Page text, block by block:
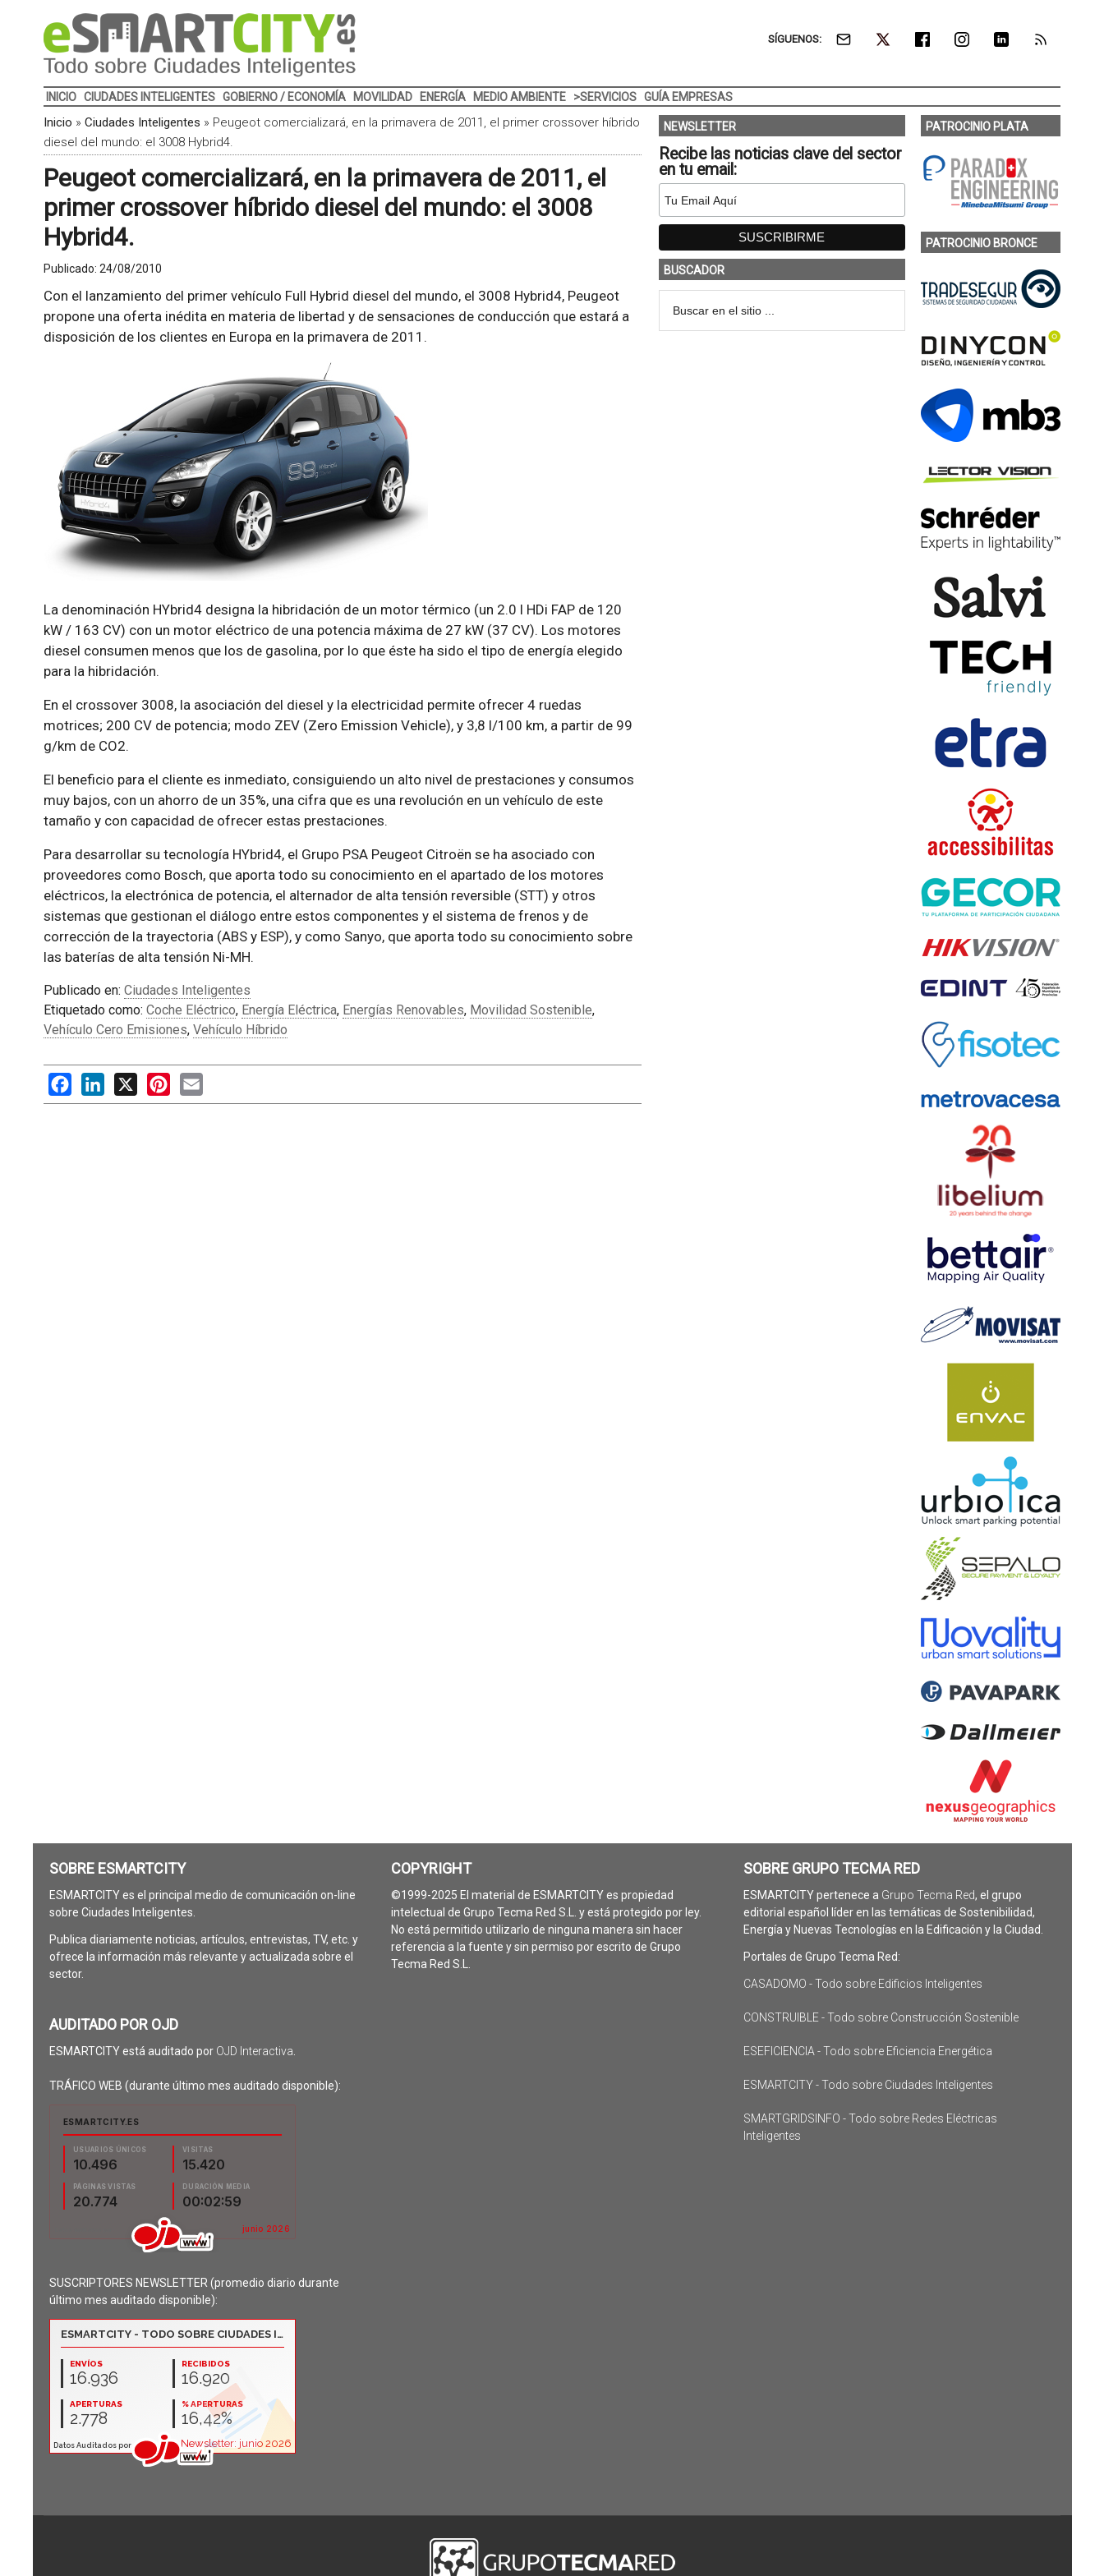
SÍGUENOS:
INICIO CIUDADES INTELIGENTES GOBIERNO / ECONOMÍA MOVILIDAD ENERGÍA MEDIO AMBIENTE >SERVICIOS GUÍA EMPRESAS
Inicio » Ciudades Inteligentes » Peugeot comercializará, en la primavera de 2011, el primer crossover híbrido
diesel del mundo: el 3008 Hybrid4.
Peugeot comercializará, en la primavera de 2011, el
primer crossover híbrido diesel del mundo: el 3008
Hybrid4.
Publicado: 24/08/2010
Con el lanzamiento del primer vehículo Full Hybrid diesel del mundo, el 3008 Hybrid4, Peugeot
propone una oferta inédita en materia de libertad y de sensaciones de conducción que estará a
disposición de los clientes en Europa en la primavera de 2011.
La denominación HYbrid4 designa la hibridación de un motor térmico (un 2.0 l HDi FAP de 120
kW / 163 CV) con un motor eléctrico de una potencia máxima de 27 kW (37 CV). Los motores
diesel consumen menos que los de gasolina, por lo que éste ha sido el tipo de energía elegido
para la hibridación.
En el crossover 3008, la asociación del diesel y la electricidad permite ofrecer 4 ruedas
motrices; 200 CV de potencia; modo ZEV (Zero Emission Vehicle), y 3,8 l/100 km, a partir de 99
g/km de CO2.
El beneficio para el cliente es inmediato, consiguiendo un alto nivel de prestaciones y consumos
muy bajos, con un ahorro de un 35%, una cifra que es una revolución en un vehículo de este
tamaño y con capacidad de ofrecer estas prestaciones.
Para desarrollar su tecnología HYbrid4, el Grupo PSA Peugeot Citroën se ha asociado con
proveedores como Bosch, que aporta todo su conocimiento en el apartado de los motores
eléctricos, la electrónica de potencia, el alternador de alta tensión reversible (STT) y otros
sistemas que gestionan el diálogo entre estos componentes y el sistema de frenos y de
corrección de la trayectoria (ABS y ESP), y como Sanyo, que aporta todo su conocimiento sobre
las baterías de alta tensión Ni-MH.
Publicado en: Ciudades Inteligentes
Etiquetado como: Coche Eléctrico, Energía Eléctrica, Energías Renovables, Movilidad Sostenible,
Vehículo Cero Emisiones, Vehículo Híbrido
FacebookLinkedIn
X PinterestEmail
NEWSLETTER
Recibe las noticias clave del sector
en tu email:
BUSCADOR
PATROCINIO PLATA
PATROCINIO BRONCE
SOBRE ESMARTCITY
ESMARTCITY es el principal medio de comunicación on-line
sobre Ciudades Inteligentes.
Publica diariamente noticias, artículos, entrevistas, TV, etc. y
ofrece la información más relevante y actualizada sobre el
sector.
AUDITADO POR OJD
ESMARTCITY está auditado por OJD Interactiva
TRÁFICO WEB (durante último mes auditado disponible):
SUSCRIPTORES NEWSLETTER (promedio diario durante
último mes auditado disponible):
COPYRIGHT
©1999-2025 El material de ESMARTCITY es propiedad
intelectual de Grupo Tecma Red S.L. y está protegido por ley.
No está permitido utilizarlo de ninguna manera sin hacer
referencia a la fuente y sin permiso por escrito de Grupo
Tecma Red S.L.
SOBRE GRUPO TECMA RED
ESMARTCITY pertenece a Grupo Tecma Red, el grupo
editorial español líder en las temáticas de Sostenibilidad,
Energía y Nuevas Tecnologías en la Edificación y la Ciudad.
Portales de Grupo Tecma Red:
CASADOMO - Todo sobre Edificios Inteligentes
CONSTRUIBLE - Todo sobre Construcción Sostenible
ESEFICIENCIA - Todo sobre Eficiencia Energética
ESMARTCITY - Todo sobre Ciudades Inteligentes
SMARTGRIDSINFO - Todo sobre Redes Eléctricas
Inteligentes